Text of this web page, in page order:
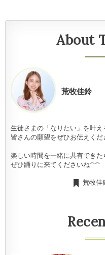
About
荒牧佳鈴
生徒さまの「なりたい」を叶え
皆さんの願望をぜひお伝えくだ
楽しい時間を一緒に共有できた
ぜひ踊りに来てくださいね^^
荒牧佳